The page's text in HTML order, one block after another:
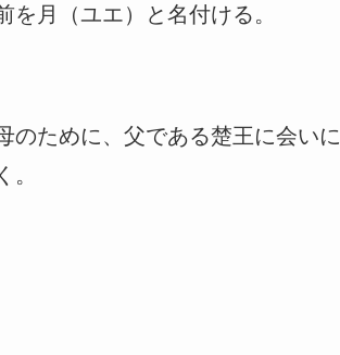
月（ユエ）と名付ける。
のために、父である楚王に会いに